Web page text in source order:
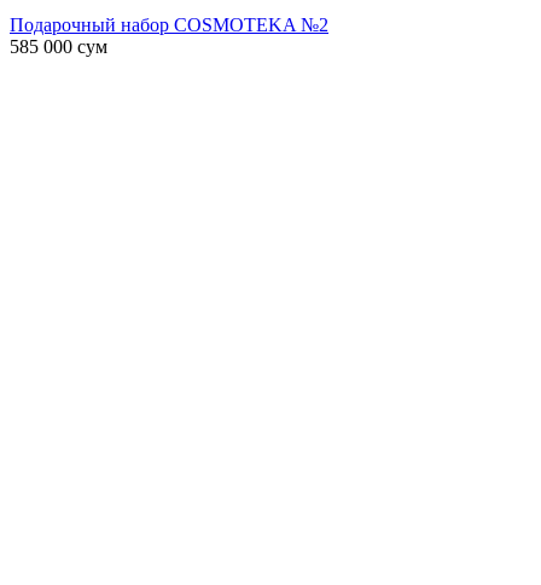
Подарочный набор COSMOTEKA №2
585 000 сум